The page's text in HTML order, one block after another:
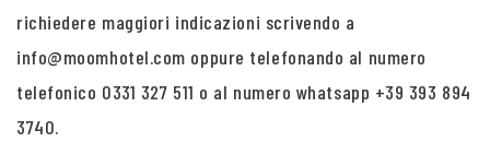
richiedere maggiori indicazioni scrivendo a
info@moomhotel.com oppure telefonando al numero
telefonico 0331 327 511 o al numero whatsapp +39 393 894
3740.